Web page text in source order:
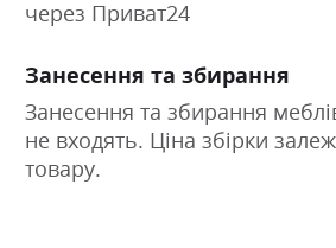
через Приват24
Занесення та збирання
Занесення та збирання
не входять. Ціна збірки
товару.